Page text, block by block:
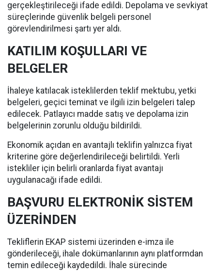
gerçekleştirileceği ifade edildi. Depolama ve sevkiyat
süreçlerinde güvenlik belgeli personel
görevlendirilmesi şartı yer aldı.
KATILIM KOŞULLARI VE
BELGELER
İhaleye katılacak isteklilerden teklif mektubu, yetki
belgeleri, geçici teminat ve ilgili izin belgeleri talep
edilecek. Patlayıcı madde satış ve depolama izin
belgelerinin zorunlu olduğu bildirildi.
Ekonomik açıdan en avantajlı teklifin yalnızca fiyat
kriterine göre değerlendirileceği belirtildi. Yerli
istekliler için belirli oranlarda fiyat avantajı
uygulanacağı ifade edildi.
BAŞVURU ELEKTRONİK SİSTEM
ÜZERİNDEN
Tekliflerin EKAP sistemi üzerinden e-imza ile
gönderileceği, ihale dokümanlarının aynı platformdan
temin edileceği kaydedildi. İhale sürecinde